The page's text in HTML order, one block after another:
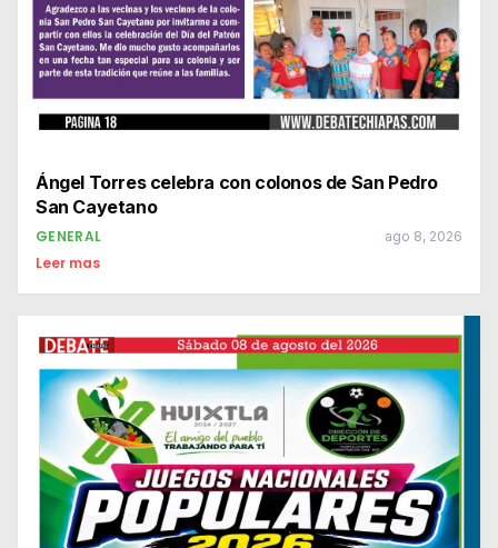
Ángel Torres celebra con colonos de San Pedro
San Cayetano
GENERAL ago 8, 2026
Leer mas